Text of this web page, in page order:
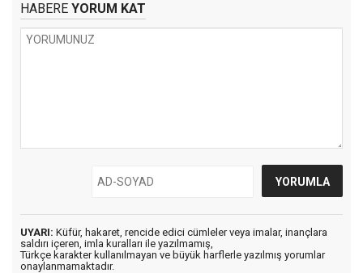
HABERE YORUM KAT
UYARI: Küfür, hakaret, rencide edici cümleler veya imalar, inançlara
saldırı içeren, imla kuralları ile yazılmamış,
Türkçe karakter kullanılmayan ve büyük harflerle yazılmış yorumlar
onaylanmamaktadır.